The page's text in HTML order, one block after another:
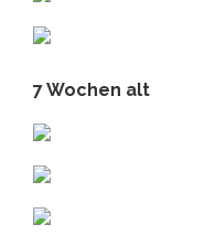
7 Wochen alt